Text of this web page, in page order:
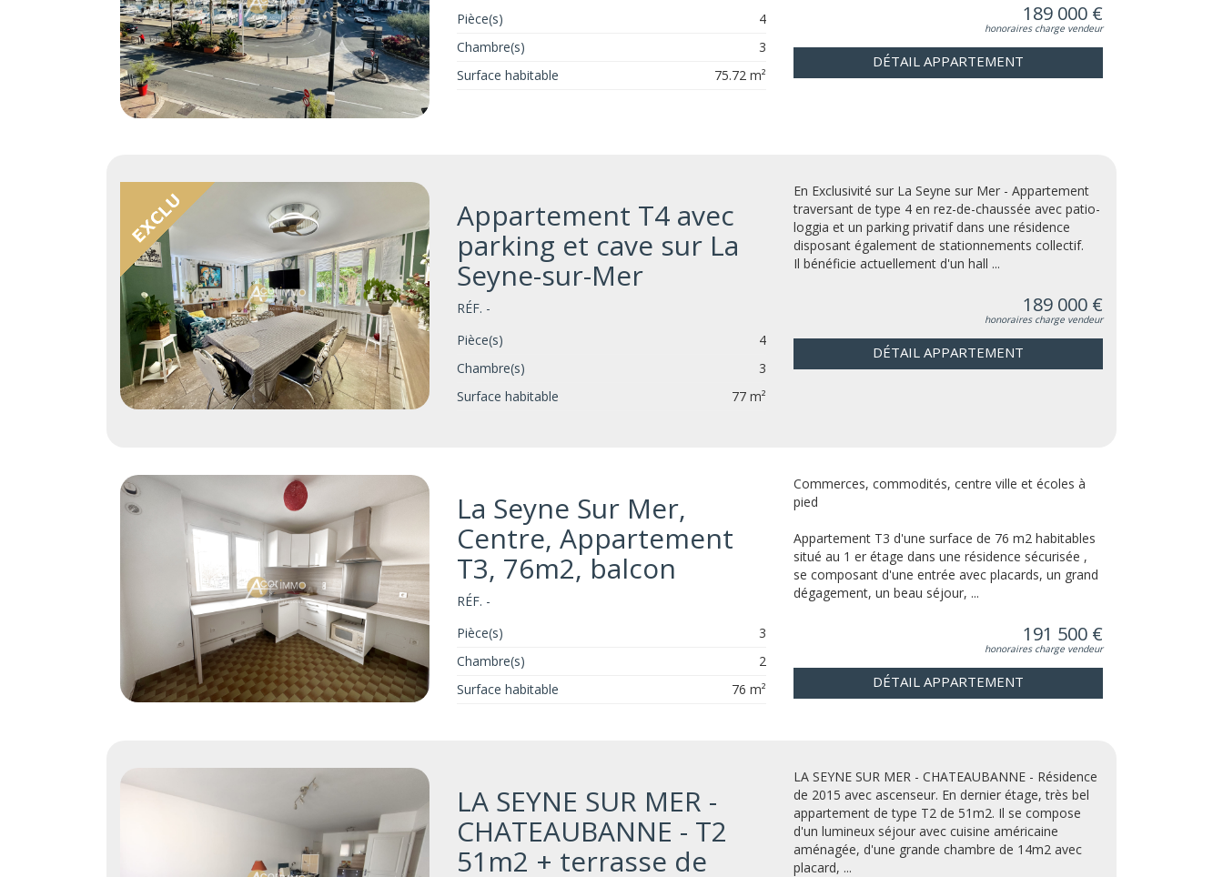
Pièce(s)
4
Chambre(s)
3
Surface habitable
75.72 m²
189 000 €
honoraires charge vendeur
DÉTAIL APPARTEMENT
Appartement T4 avec
parking et cave sur La
Seyne-sur-Mer
RÉF. -
Pièce(s)
4
Chambre(s)
3
Surface habitable
77 m²
En Exclusivité sur La Seyne sur Mer - Appartement
traversant de type 4 en rez-de-chaussée avec patio-
loggia et un parking privatif dans une résidence
disposant également de stationnements collectif.
Il bénéficie actuellement d'un hall ...
189 000 €
honoraires charge vendeur
DÉTAIL APPARTEMENT
La Seyne Sur Mer,
Centre, Appartement
T3, 76m2, balcon
RÉF. -
Pièce(s)
3
Chambre(s)
2
Surface habitable
76 m²
Commerces, commodités, centre ville et écoles à
pied
Appartement T3 d'une surface de 76 m2 habitables
situé au 1 er étage dans une résidence sécurisée ,
se composant d'une entrée avec placards, un grand
dégagement, un beau séjour, ...
191 500 €
honoraires charge vendeur
DÉTAIL APPARTEMENT
LA SEYNE SUR MER -
CHATEAUBANNE - T2
51m2 + terrasse de
LA SEYNE SUR MER - CHATEAUBANNE - Résidence
de 2015 avec ascenseur. En dernier étage, très bel
appartement de type T2 de 51m2. Il se compose
d'un lumineux séjour avec cuisine américaine
aménagée, d'une grande chambre de 14m2 avec
placard, ...